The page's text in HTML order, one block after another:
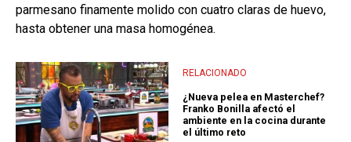
parmesano finamente molido con cuatro claras de huevo,
hasta obtener una masa homogénea.
RELACIONADO
¿Nueva pelea en Masterchef?
Franko Bonilla afectó el
ambiente en la cocina durante
el último reto